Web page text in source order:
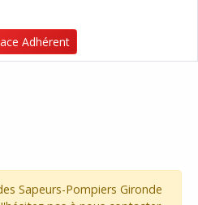
Adhérent
Sapeurs-Pompiers Gironde